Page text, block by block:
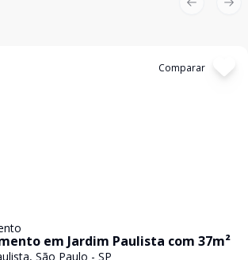
Comparar
em Jardim Paulista com 37m²
São Paulo - SP
Previous